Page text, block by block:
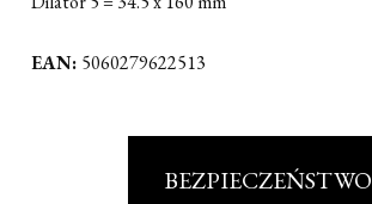
EAN: 5060279622513
BEZPIECZEŃSTWO